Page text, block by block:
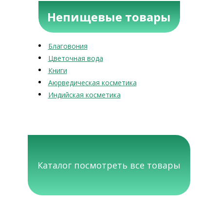
Непищевые товары
Благовония
Цветочная вода
Книги
Аюрведическая косметика
Индийская косметика
Каталог посмотреть все товары